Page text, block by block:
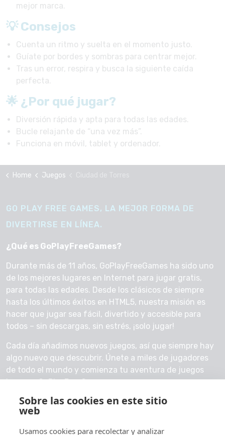
Sobre las cookies en este sitio
web
Usamos cookies para recolectar y analizar
mejor marca.
💡 Consejos
Cuenta un ritmo y suelta en el momento justo.
Guíate por bordes y sombras para centrar mejor.
Tras un error, respira y busca la siguiente caída
perfecta.
🌟 ¿Por qué jugar?
Diversión rápida y apta para todas las edades.
Bucle relajante de “una vez más”.
Funciona en móvil, tablet y ordenador.
Home Juegos
GO PLAY FREE GAMES, LA MEJOR FORMA DE
DIVERTIRSE EN LÍNEA.
¿Qué es GoPlayFreeGames?
Durante más de 11 años, GoPlayFreeGames ha sido uno
de los mejores lugares en Internet para jugar gratis,
para todas las edades. Desde los clásicos de siempre
hasta los últimos éxitos en HTML5, nuestra misión es
hacer que jugar sea fácil, divertido y accesible para
todos – sin descargas, sin estrés, ¡solo jugar!
Cada día añadimos nuevos juegos, así que siempre hay
algo nuevo que descubrir. Únete a miles de jugadores
de todo el mundo y comienza tu aventura de juegos
hoy con GoPlayFreeGames.
Contáctanos